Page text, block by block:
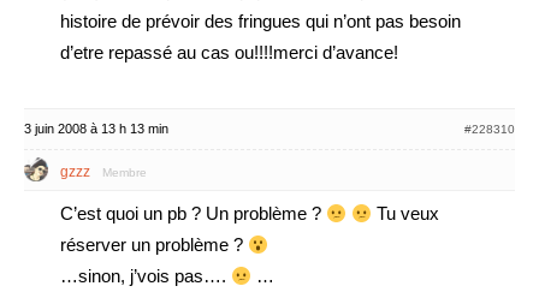
histoire de prévoir des fringues qui n’ont pas besoin
d’etre repassé au cas ou!!!!merci d’avance!
3 juin 2008 à 13 h 13 min #228310
gzzz Membre
C’est quoi un pb ? Un problème ?
Tu veux
réserver un problème ?
…sinon, j’vois pas….
…